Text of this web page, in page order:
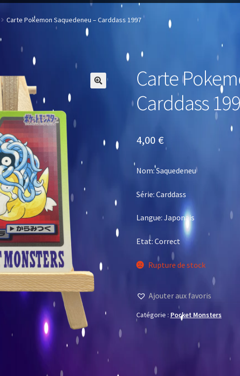
Carte Pokemon Saquedeneu – Carddass 1997
Carte
Carddass
4,00 €
Nom: Saquedeneu
Série: Carddass
Langue: Japonais
Etat: Correct
Rupture de stock
Ajouter aux favoris
Catégorie : Pocket Monsters